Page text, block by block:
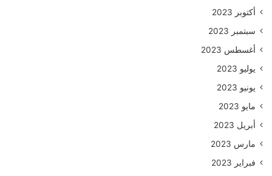
أكتوبر 2023
سبتمبر 2023
أغسطس 2023
يوليو 2023
يونيو 2023
مايو 2023
أبريل 2023
مارس 2023
فبراير 2023